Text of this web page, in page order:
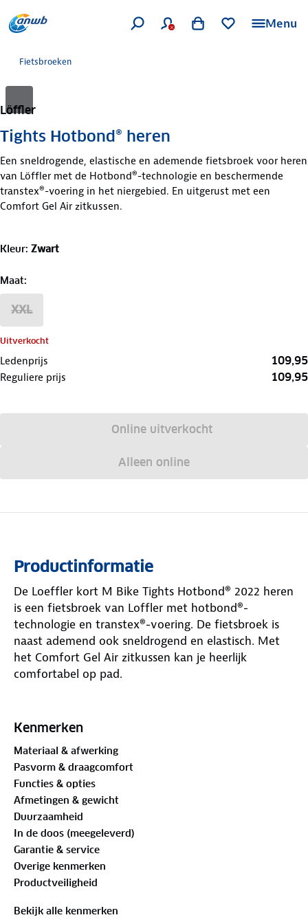
Menu
Fietsbroeken
Löffler
Tights Hotbond® heren
Een sneldrogende, elastische en ademende fietsbroek voor heren
van Löffler met de Hotbond®-technologie en beschermende
transtex®-voering in het niergebied. En uitgerust met een
Comfort Gel Air zitkussen.
Kleur: Zwart
Maat:
XXL
Uitverkocht
Ledenprijs 109,95
Reguliere prijs 109,95
Online uitverkocht
Alleen online
Productinformatie
De Loeffler kort M Bike Tights Hotbond® 2022 heren
is een fietsbroek van Loffler met hotbond®-
technologie en transtex®-voering. De fietsbroek is
naast ademend ook sneldrogend en elastisch. Met
het Comfort Gel Air zitkussen kan je heerlijk
comfortabel op pad.
zitkussen. Dit zitkussen is een compacte
ambities. Het zitkussen is anatomische voorgevormd
voor zitcomfort en perfecte stabiliteit. Met 16 mm
sterkte en een dichtheid van 90 kg/m3 heeft het
schuim een hoge dichtheid. Door gebruik te maken
in dit zitkussen van gelpads in het gebied van de
zitbotten absorberen deze de trillingen. Door de
zachte microvezel is het zitkussen ademend. Met de
doorlopende perforatie heeft het zitkussen een
perfecte thermische regeling, is maatvast en heeft
een goede torsie.
Kenmerken
Materiaal & afwerking
Pasvorm & draagcomfort
Functies & opties
Afmetingen & gewicht
Duurzaamheid
In de doos (meegeleverd)
Garantie & service
Overige kenmerken
Productveiligheid
Bekijk alle kenmerken